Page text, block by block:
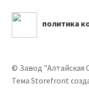
политика
© Завод "Алтайская
Тема Storefront